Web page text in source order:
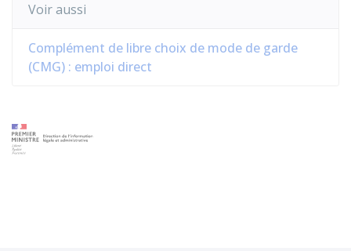
Voir aussi
Complément de libre choix de mode de garde
(CMG) : emploi direct